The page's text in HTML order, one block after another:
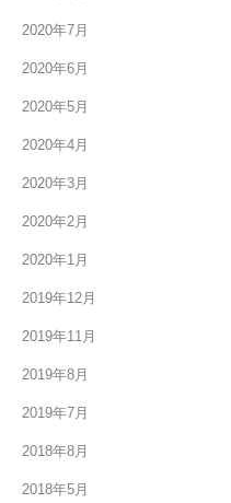
2020年7月
2020年6月
2020年5月
2020年4月
2020年3月
2020年2月
2020年1月
2019年12月
2019年11月
2019年8月
2019年7月
2018年8月
2018年5月